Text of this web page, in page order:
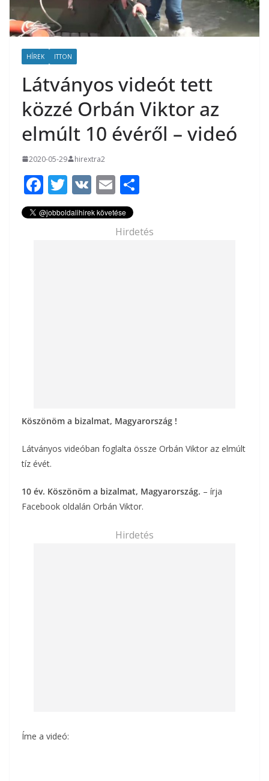
HÍREK ITTON
Látványos videót tett
közzé Orbán Viktor az
elmúlt 10 évéről – videó
2020-05-29 hirextra2
F
ac
e
T
w
itt
V
K
E
m
ai
l
za
m
Hirdetés
Köszönöm a bizalmat, Magyarország !
Látványos videóban foglalta össze Orbán Viktor az elmúlt
tíz évét.
10 év. Köszönöm a bizalmat, Magyarország. – írja
Facebook oldalán Orbán Viktor.
Hirdetés
Íme a videó: